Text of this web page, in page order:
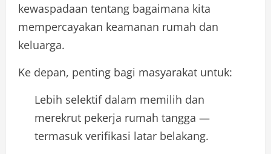
kewaspadaan tentang bagaimana kita
mempercayakan keamanan rumah dan
keluarga.
Ke depan, penting bagi masyarakat untuk:
Lebih selektif dalam memilih dan
merekrut pekerja rumah tangga —
termasuk verifikasi latar belakang.